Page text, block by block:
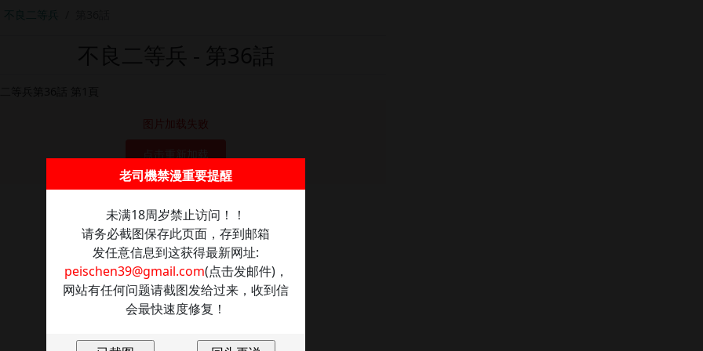
不良二等兵
图片加载失败
老司機禁漫重要提醒
未满18周岁禁止访问！！
请务必截图保存此页面，存到邮箱
发任意信息到这获得最新网址:
peischen39@gmail.com(点击发邮件)，
网站有任何问题请截图发给过来，收到信
会最快速度修复！